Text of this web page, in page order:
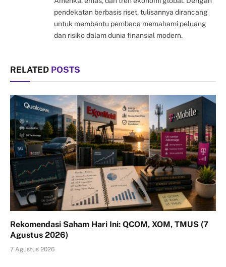
pendekatan berbasis riset, tulisannya dirancang
untuk membantu pembaca memahami peluang
dan risiko dalam dunia finansial modern.
RELATED POSTS
Rekomendasi Saham Hari Ini: QCOM, XOM, TMUS (7
Agustus 2026)
7 Agustus 2026